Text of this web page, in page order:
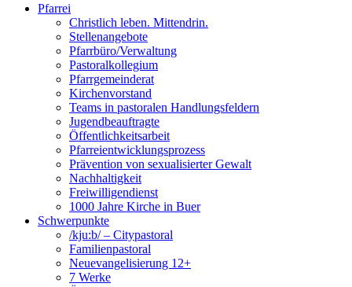
Pfarrei
Christlich leben. Mittendrin.
Stellenangebote
Pfarrbüro/Verwaltung
Pastoralkollegium
Pfarrgemeinderat
Kirchenvorstand
Teams in pastoralen Handlungsfeldern
Jugendbeauftragte
Öffentlichkeitsarbeit
Pfarreientwicklungsprozess
Prävention von sexualisierter Gewalt
Nachhaltigkeit
Freiwilligendienst
1000 Jahre Kirche in Buer
Schwerpunkte
/kju:b/ – Citypastoral
Familienpastoral
Neuevangelisierung 12+
7 Werke